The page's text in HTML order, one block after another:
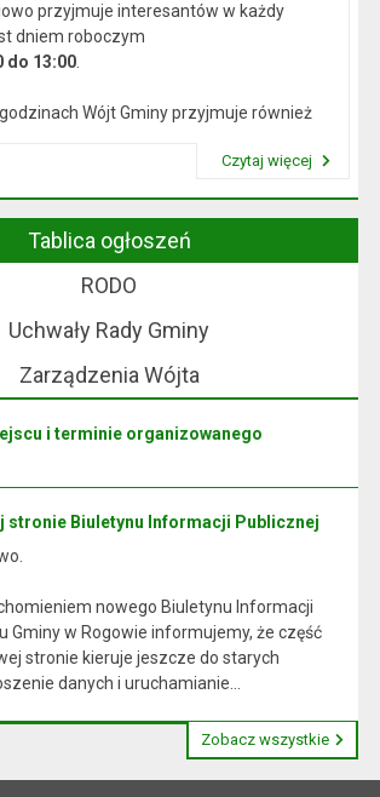
przyjmuje interesantów w każdy
dniem roboczym
do 13:00
Wójt Gminy przyjmuje również
Czytaj więcej
Tablica ogłoszeń
RODO
Uchwały Rady Gminy
Zarządzenia Wójta
i terminie organizowanego
stronie Biuletynu Informacji Publicznej
nowego Biuletynu Informacji
Gminy w Rogowie informujemy, że część
stronie kieruje jeszcze do starych
danych i uruchamianie...
Zobacz wszystkie